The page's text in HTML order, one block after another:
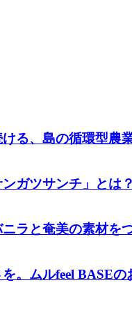
る、島の循環型
ガツサンチ」とは？
ラと奄美の素材
。ムルfeel BASEの